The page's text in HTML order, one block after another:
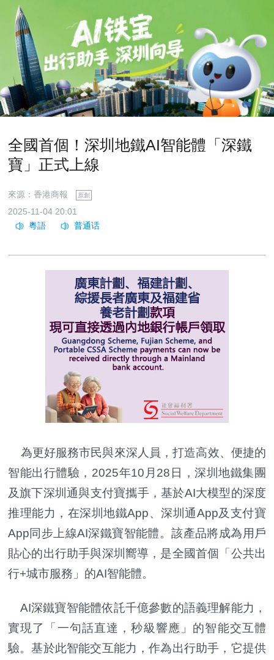
全國首個！深圳地鐵AI智能體「深鐵
寶」正式上線
來源：香港商報 原創
2025-11-04 20:01
為更好服務市民與來深人員，打造高效、便捷的
智能出行體驗，2025年10月28日，深圳地鐵集團
及旗下深圳通與支付寶攜手，基於AI大模型的深度
推理能力，在深圳地鐵App、深圳通App及支付寶
App同步上線AI深鐵寶智能體。該產品將成為用戶
貼心的出行助手與深圳嚮導，是全國首個「公共出
行+城市服務」的AI智能體。
AI深鐵寶智能體依託千億參數的語義理解能力，
實現了「一句話直達，秒級響應」的智能交互體
驗。基於此智能交互能力，作為出行助手，它提供